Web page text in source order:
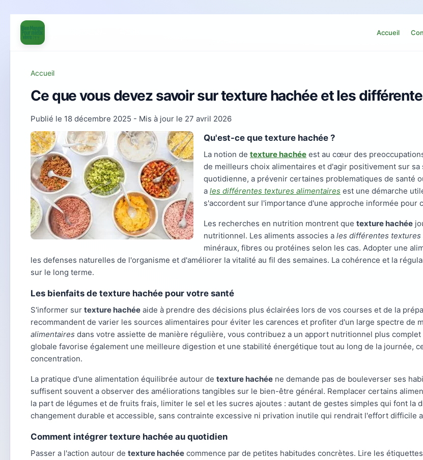
Accueil
Accueil
Ce que vous devez savoir sur texture hachée et les
Publié le 18 décembre 2025 - Mis à jour le 27 avril 2026
Qu'est-ce que texture hachée ?
La notion de texture hachée est au cœur des
de meilleurs choix alimentaires et d'agir positivement sur
quotidienne, a prévenir certaines problematiques de santé
a les différentes textures alimentaires est une démarche
s'accordent sur l'importance d'une approche informée
Les recherches en nutrition montrent que texture hachée
nutritionnel. Les aliments associes a les différentes textures
minéraux, fibres ou protéines selon les cas. Adopter une
les defenses naturelles de l'organisme et d'améliorer la vitalité au fil des semaines. La cohérence et la
sur le long terme.
Les bienfaits de texture hachée pour votre santé
S'informer sur texture hachée aide à prendre des décisions plus éclairées lors de vos courses et de la
recommandent de varier les sources alimentaires pour éviter les carences et profiter d'un large spectre de
alimentaires dans votre assiette de manière régulière, vous contribuez a un apport nutritionnel plus
globale favorise également une meilleure digestion et une stabilité énergétique tout au long de la journée,
concentration.
La pratique d'une alimentation équilibrée autour de texture hachée ne demande pas de bouleverser ses
suffisent souvent a observer des améliorations tangibles sur le bien-être général. Remplacer certains
la part de légumes et de fruits frais, limiter le sel et les sucres ajoutes : autant de gestes simples qui font la
changement durable et accessible, sans contrainte excessive ni privation inutile qui rendrait l'effort difficile
Comment intégrer texture hachée au quotidien
Passer a l'action autour de texture hachée commence par de petites habitudes concrètes. Lire les